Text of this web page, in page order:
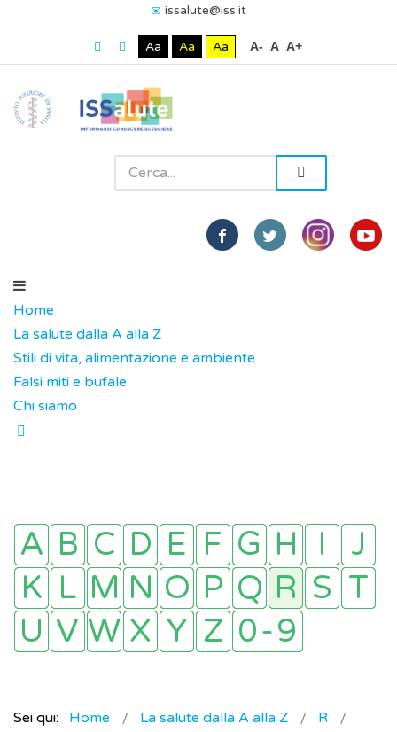
issalute@iss.it
Aa Aa Aa A- A A+
Home
La salute dalla A alla Z
Stili di vita, alimentazione e ambiente
Falsi miti e bufale
Chi siamo
Sei qui: Home La salute dalla A alla Z
R